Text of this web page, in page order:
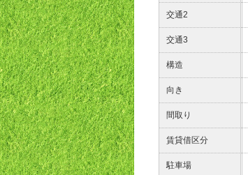
交通2
交通3
構造
向き
間取り
賃貸借区分
駐車場